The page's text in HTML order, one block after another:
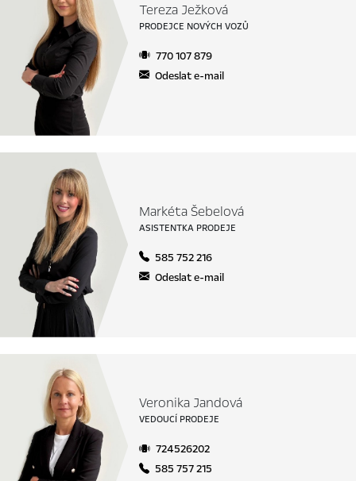
Tereza Ježková
PRODEJCE NOVÝCH VOZŮ
770 107 879
Odeslat e-mail
Markéta Šebelová
ASISTENTKA PRODEJE
585 752 216
Odeslat e-mail
Veronika Jandová
VEDOUCÍ PRODEJE
724526202
585 757 215